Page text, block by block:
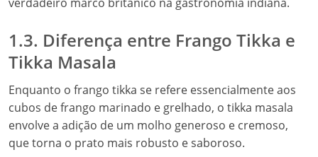
1.3. Diferença entre Frango Tikka e
Tikka Masala
Enquanto o frango tikka se refere essencialmente aos
cubos de frango marinado e grelhado, o tikka masala
envolve a adição de um molho generoso e cremoso,
que torna o prato mais robusto e saboroso.